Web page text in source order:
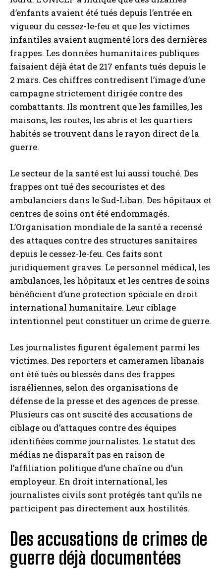
d’enfants avaient été tués depuis l’entrée en
vigueur du cessez-le-feu et que les victimes
infantiles avaient augmenté lors des dernières
frappes. Les données humanitaires publiques
faisaient déjà état de 217 enfants tués depuis le
2 mars. Ces chiffres contredisent l’image d’une
campagne strictement dirigée contre des
combattants. Ils montrent que les familles, les
maisons, les routes, les abris et les quartiers
habités se trouvent dans le rayon direct de la
guerre.
Le secteur de la santé est lui aussi touché. Des
frappes ont tué des secouristes et des
ambulanciers dans le Sud-Liban. Des hôpitaux et
centres de soins ont été endommagés.
L’Organisation mondiale de la santé a recensé
des attaques contre des structures sanitaires
depuis le cessez-le-feu. Ces faits sont
juridiquement graves. Le personnel médical, les
ambulances, les hôpitaux et les centres de soins
bénéficient d’une protection spéciale en droit
international humanitaire. Leur ciblage
intentionnel peut constituer un crime de guerre.
Les journalistes figurent également parmi les
victimes. Des reporters et cameramen libanais
ont été tués ou blessés dans des frappes
israéliennes, selon des organisations de
défense de la presse et des agences de presse.
Plusieurs cas ont suscité des accusations de
ciblage ou d’attaques contre des équipes
identifiées comme journalistes. Le statut des
médias ne disparaît pas en raison de
l’affiliation politique d’une chaîne ou d’un
employeur. En droit international, les
journalistes civils sont protégés tant qu’ils ne
participent pas directement aux hostilités.
Des accusations de crimes de
guerre déjà documentées